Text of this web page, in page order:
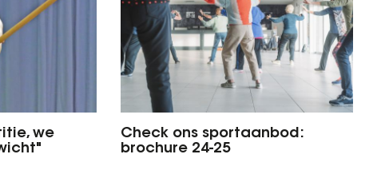
we
Check ons sportaanbod:
brochure 24-25